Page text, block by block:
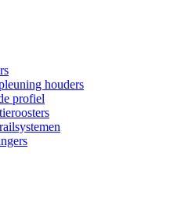
houders
profiel